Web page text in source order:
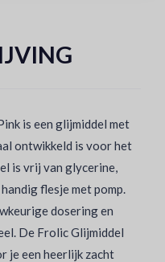
is een glijmiddel met
ontwikkeld is voor het
is vrij van glycerine,
flesje met pomp.
dosering en
De Frolic Glijmiddel
je een heerlijk zacht